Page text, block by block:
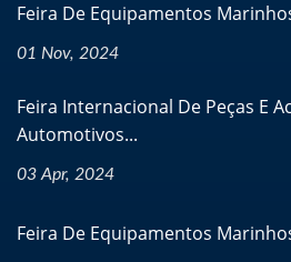
Feira De Equipamentos
01 Nov, 2024
Feira Internacional De Peças E
Automotivos...
03 Apr, 2024
Feira De Equipamentos